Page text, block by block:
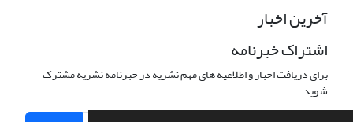
آخرین اخبار
اشتراک خبرنامه
برای دریافت اخبار و اطلاعیه های مهم نشریه در خبرنامه نشریه مشترک
شوید.